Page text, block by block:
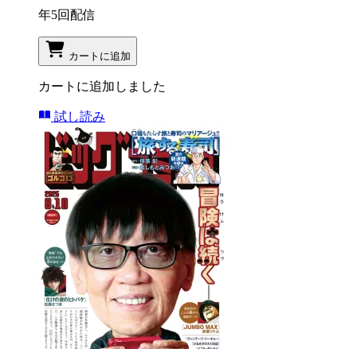
年5回配信
カートに追加
カートに追加しました
試し読み